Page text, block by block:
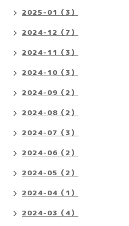
2025-01（3）
2024-12（7）
2024-11（3）
2024-10（3）
2024-09（2）
2024-08（2）
2024-07（3）
2024-06（2）
2024-05（2）
2024-04（1）
2024-03（4）